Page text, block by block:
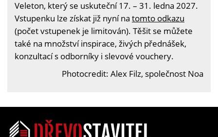
Veleton, který se uskuteční 17. – 31. ledna 2027.
Vstupenku lze získat již nyní na tomto odkazu
(počet vstupenek je limitován). Těšit se můžete
také na množství inspirace, živých přednášek,
konzultací s odborníky i slevové vouchery.
Photocredit: Alex Filz, společnost Noa